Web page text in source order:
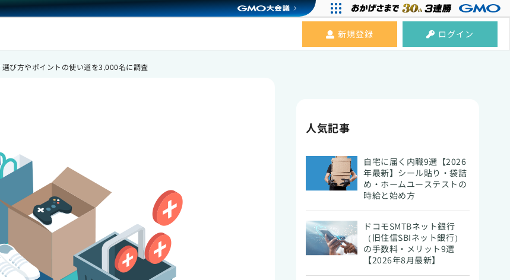
新規登録 ログイン
び方やポイントの使い道を3,000名に調査
人気記事
自宅に届く内職9選【2026
年最新】シール貼り・袋詰
め・ホームユーステストの
時給と始め方
ドコモSMTBネット銀行
（旧住信SBIネット銀行）
の手数料・メリット9選
【2026年8月最新】